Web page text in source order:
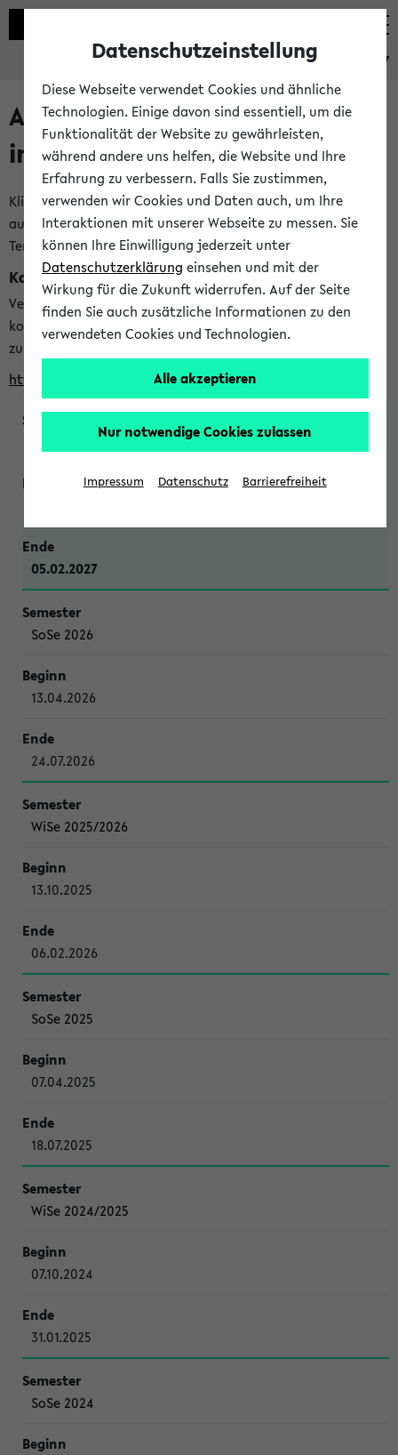
eKVV
Alle veröffentlichten Semester
im eKVV
Klicken Sie auf das Semester, welches Sie für Ihre Sitzung
auswählen möchten. Bitte beachten Sie auch die weiteren
Termine imKalender der Lehrplanung
Kalenderintegration
Verwenden Sie die folgende Adresse, um mit einer
kompatiblen Kalenderanwendung auf die Vorlesungszeiten
zuzugreifen (nähere Informationen
finden Sie hier
https://ekvv.uni-bielefeld.de/ws/calendar?vz
WiSe 2026/2027
05.02.2027
SoSe 2026
13.04.2026
24.07.2026
WiSe 2025/2026
13.10.2025
06.02.2026
SoSe 2025
07.04.2025
18.07.2025
WiSe 2024/2025
07.10.2024
31.01.2025
SoSe 2024
Datenschutzeinstellung
Diese Webseite verwendet Cookies und ähnliche
Technologien. Einige davon sind essentiell, um die
Funktionalität der Website zu gewährleisten,
während andere uns helfen, die Website und Ihre
Erfahrung zu verbessern. Falls Sie zustimmen,
verwenden wir Cookies und Daten auch, um Ihre
Interaktionen mit unserer Webseite zu messen. Sie
können Ihre Einwilligung jederzeit unter
Datenschutzerklärung einsehen und mit der
Wirkung für die Zukunft widerrufen. Auf der Seite
finden Sie auch zusätzliche Informationen zu den
verwendeten Cookies und Technologien.
Alle akzeptieren
Nur notwendige Cookies zulassen
Impressum Datenschutz Barrierefreiheit